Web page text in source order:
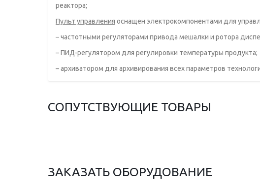
реактора;
Пульт управления оснащен электрокомпонентами для
– частотными регуляторами привода мешалки и ротора
– ПИД-регулятором для регулировки температуры продукта;
– архиватором для архивирования всех параметров
СОПУТСТВУЮЩИЕ ТОВАРЫ
ЗАКАЗАТЬ ОБОРУДОВАНИЕ